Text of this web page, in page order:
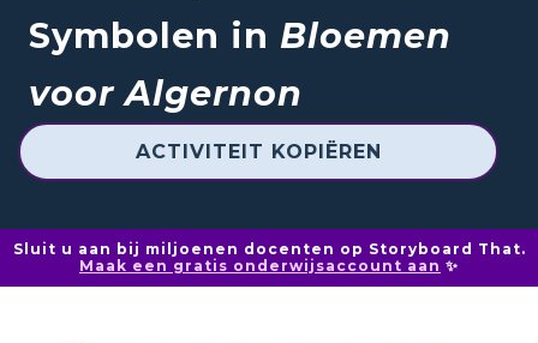
Symbolen in Bloemen
voor Algernon
ACTIVITEIT KOPIËREN
Sluit u aan bij miljoenen docenten op Storyboard That.
Maak een gratis onderwijsaccount aan ✨